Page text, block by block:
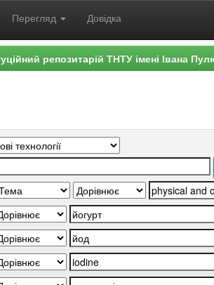
Перегляд Довідка
репозитарій ТНТУ імені Івана